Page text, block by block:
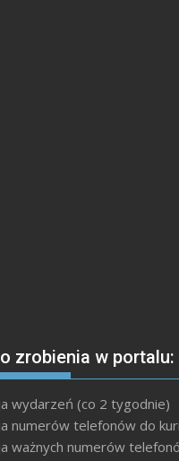
zrobienia w portalu:
wydarzeń (co 2 tygodnie)
numerów telefonów do
ważnych numerów